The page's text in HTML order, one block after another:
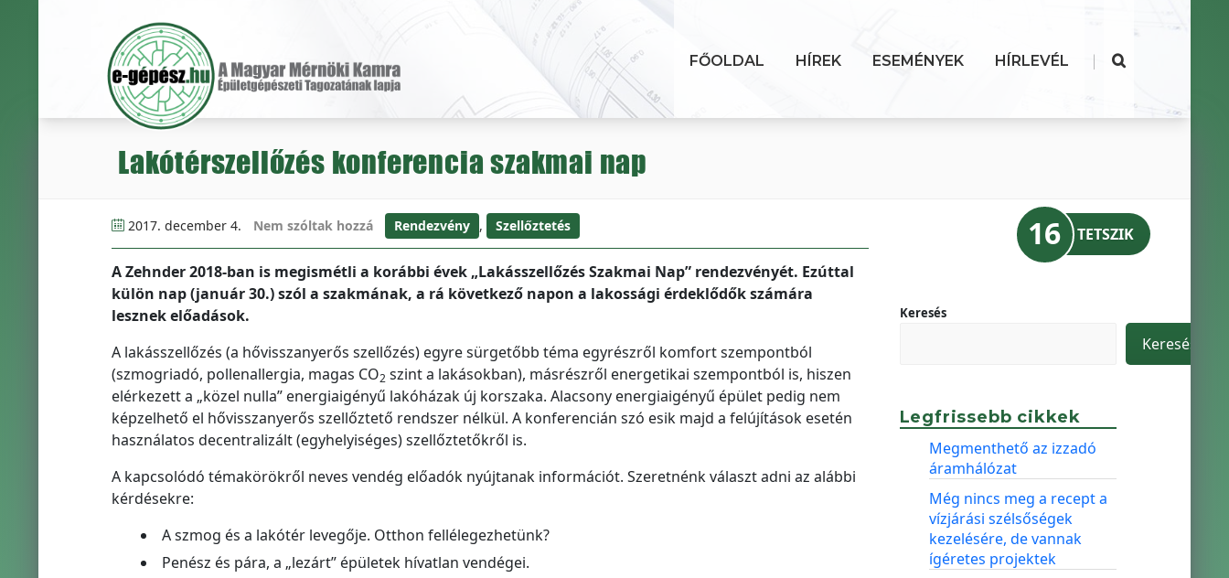
FŐOLDAL HÍREK ESEMÉNYEK HÍRLEVÉL |
Lakótérszellőzés konferencia szakmai nap
2017. december 4. Nem szóltak hozzá Rendezvény , Szellőztetés
A Zehnder 2018-ban is megismétli a korábbi évek „Lakásszellőzés Szakmai Nap” rendezvényét. Ezúttal
külön nap (január 30.) szól a szakmának, a rá következő napon a lakossági érdeklődők számára
lesznek előadások.
A lakásszellőzés (a hővisszanyerős szellőzés) egyre sürgetőbb téma egyrészről komfort szempontból
(szmogriadó, pollenallergia, magas CO2 szint a lakásokban), másrészről energetikai szempontból is, hiszen
elérkezett a „közel nulla” energiaigényű lakóházak új korszaka. Alacsony energiaigényű épület pedig nem
képzelhető el hővisszanyerős szellőztető rendszer nélkül. A konferencián szó esik majd a felújítások esetén
használatos decentralizált (egyhelyiséges) szellőztetőkről is.
A kapcsolódó témakörökről neves vendég előadók nyújtanak információt. Szeretnénk választ adni az alábbi
kérdésekre:
A szmog és a lakótér levegője. Otthon fellélegezhetünk?
Penész és pára, a „lezárt” épületek hívatlan vendégei.
16 TETSZIK
Keresés
Keresés
Legfrissebb cikkek
Megmenthető az izzadó
áramhálózat
Még nincs meg a recept a
vízjárási szélsőségek
kezelésére, de vannak
ígéretes projektek